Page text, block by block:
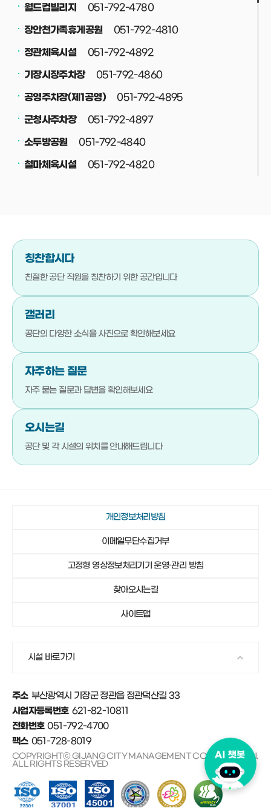
월드컵빌리지
051-792-4780
장안천가족휴게공원
051-792-4810
정관체육시설
051-792-4892
기장시장주차장
051-792-4860
공영주차장(제1공영)
051-792-4895
군청사주차장
051-792-4897
소두방공원
051-792-4840
철마체육시설
051-792-4820
버스(택시)승강장
기장군청소년수련관
051-792-4710
기장문화예절학교
051-792-4720
청소년상담복지센터
기장청소년센터
다행복한종합사회복지관
051-792-4990
일광야구체험관 및 실내야구연습장
051-792-4942
기장종합사회복지관
051-792-4910
051-792-4750
안데르센마을 및 동화마을
051-792-4671
칭찬합시다
친절한 공단 직원을칭찬하기 위한 공간입니다
갤러리
공단의 다양한 소식을사진으로 확인해보세요
자주하는 질문
자주 묻는 질문과 답변을확인해보세요
오시는길
공단 및 각 시설의 위치를안내해드립니다
개인정보처리방침
이메일무단수집거부
고정형 영상정보처리기기 운영·관리 방침
찾아오시는길
사이트맵
시설 바로가기
주소 부산광역시 기장군 정관읍 정관덕산길 33
사업자등록번호 621-82-10811
전화번호 051-792-4700
팩스 051-728-8019
COPYRIGHTⓒ GIJANG CITY MANAGEMENT CORPORATION.
ALL RIGHTS RESERVED